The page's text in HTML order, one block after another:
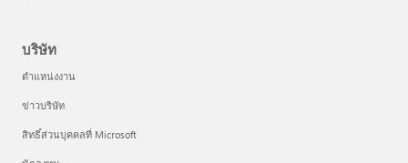
บริษัท
ตำแหน่งงาน
ข่าวบริษัท
สิทธิ์ส่วนบุคคลที่ Microsoft